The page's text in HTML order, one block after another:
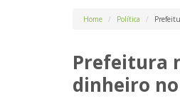
Home Política
Prefeitura
dinheiro